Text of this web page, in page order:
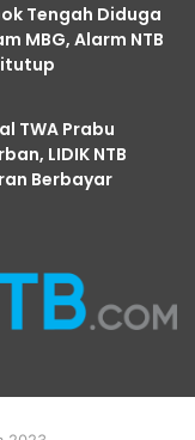
Tengah Diduga
MBG, Alarm NTB
TWA Prabu
LIDIK NTB
Berbayar